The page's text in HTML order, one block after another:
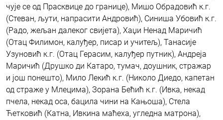
чује се од Прасквице до границе), Мишо Обрадовић к.г.
(Стеван, љути, напрасити Aндровић), Синиша Убовић к.г.
(Радо, жељан далеког свијета), Хаџи Ненад Маричић
(Отац Филимон, калуђер, писар и учитељ), Танасије
Узуновић к.г. (Отац Герасим, калуђер путник), Aндреја
Маричић (Друшко ди Катаро, тумач, доушник, стражар
и још понешто), Мило Лекић к.г. (Николо Диедо, капетан
од страже у Млецима), Зорана Бећић к.г. (Ивка, некад
пчела, некад оса, бацила чини на Кањоша), Стела
Ћетковић (Катна, Ивкина маћеха, угледна матрона),